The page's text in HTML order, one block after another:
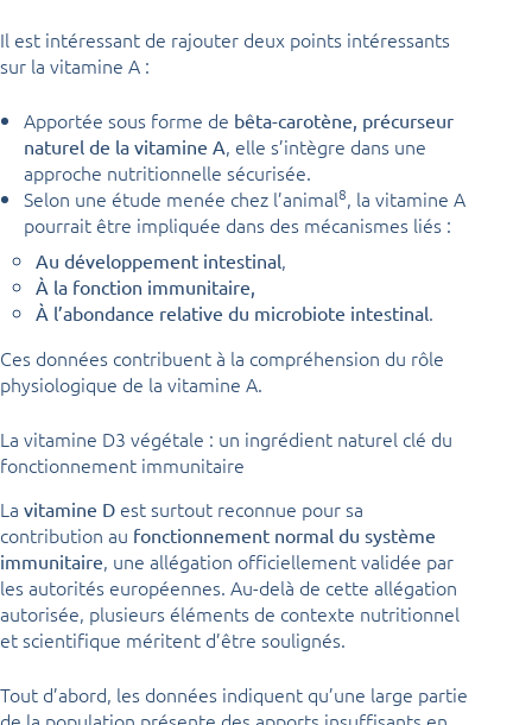
Il est intéressant de rajouter deux points intéressants
sur la vitamine A :
Apportée sous forme de bêta-carotène, précurseur
naturel de la vitamine A, elle s’intègre dans une
approche nutritionnelle sécurisée.
Selon une étude menée chez l’animal8, la vitamine A
pourrait être impliquée dans des mécanismes liés :
Au développement intestinal,
À la fonction immunitaire,
À l’abondance relative du microbiote intestinal.
Ces données contribuent à la compréhension du rôle
physiologique de la vitamine A.
La vitamine D3 végétale : un ingrédient naturel clé du
fonctionnement immunitaire
La vitamine D est surtout reconnue pour sa
contribution au fonctionnement normal du système
immunitaire, une allégation officiellement validée par
les autorités européennes. Au-delà de cette allégation
autorisée, plusieurs éléments de contexte nutritionnel
et scientifique méritent d’être soulignés.
Tout d’abord, les données indiquent qu’une large partie